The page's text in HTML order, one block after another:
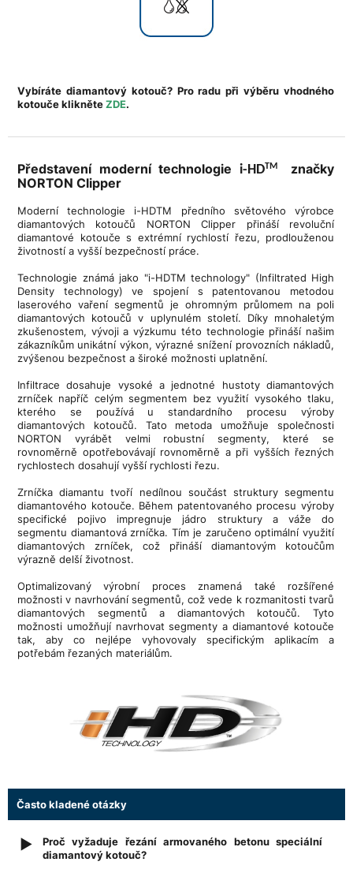
Vybíráte diamantový kotouč? Pro radu při výběru vhodného
kotouče klikněteZDE.
Představení moderní technologie i-HDTM značky
NORTON Clipper
Moderní technologie i-HDTM předního světového výrobce
diamantových kotoučů NORTON Clipper přináší revoluční
diamantové kotouče s extrémní rychlostí řezu, prodlouženou
životností a vyšší bezpečností práce.
Technologie známá jako "i-HDTM technology" (Infiltrated High
Density technology) ve spojení s patentovanou metodou
laserového vaření segmentů je ohromným průlomem na poli
diamantových kotoučů v uplynulém století. Díky mnohaletým
zkušenostem, vývoji a výzkumu této technologie přináší našim
zákazníkům unikátní výkon, výrazné snížení provozních nákladů,
zvýšenou bezpečnost a široké možnosti uplatnění.
Infiltrace dosahuje vysoké a jednotné hustoty diamantových
zrníček napříč celým segmentem bez využití vysokého tlaku,
kterého se používá u standardního procesu výroby
diamantových kotoučů. Tato metoda umožňuje společnosti
NORTON vyrábět velmi robustní segmenty, které se
rovnoměrně opotřebovávají rovnoměrně a při vyšších řezných
rychlostech dosahují vyšší rychlosti řezu.
Zrníčka diamantu tvoří nedílnou součást struktury segmentu
diamantového kotouče. Během patentovaného procesu výroby
specifické pojivo impregnuje jádro struktury a váže do
segmentu diamantová zrníčka. Tím je zaručeno optimální využití
diamantových zrníček, což přináší diamantovým kotoučům
výrazně delší životnost.
Optimalizovaný výrobní proces znamená také rozšířené
možnosti v navrhování segmentů, což vede k rozmanitosti tvarů
diamantových segmentů a diamantových kotoučů. Tyto
možnosti umožňují navrhovat segmenty a diamantové kotouče
tak, aby co nejlépe vyhovovaly specifickým aplikacím a
potřebám řezaných materiálům.
Často kladené otázky
▶
Proč vyžaduje řezání armovaného betonu speciální
diamantový kotouč?